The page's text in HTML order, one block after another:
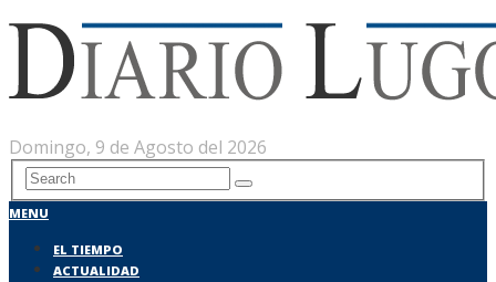
Domingo, 9 de Agosto del 2026
MENU
EL TIEMPO
ACTUALIDAD